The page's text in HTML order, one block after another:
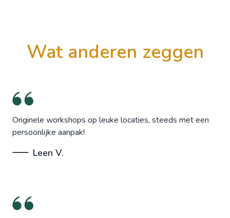
wat anderen zeggen
Originele workshops op leuke locaties, steeds met een
persoonlijke aanpak!
Leen V.